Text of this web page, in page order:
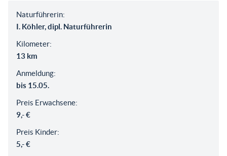
Naturführerin:
I. Köhler, dipl. Naturführerin
Kilometer:
13 km
Anmeldung:
bis 15.05.
Preis Erwachsene:
9,- €
Preis Kinder:
5,- €